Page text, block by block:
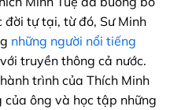
đời tự tại, từ đó, Sư Minh
những người nổi tiếng
truyền thông cả nước.
trình của Thích Minh
của ông và học tập những